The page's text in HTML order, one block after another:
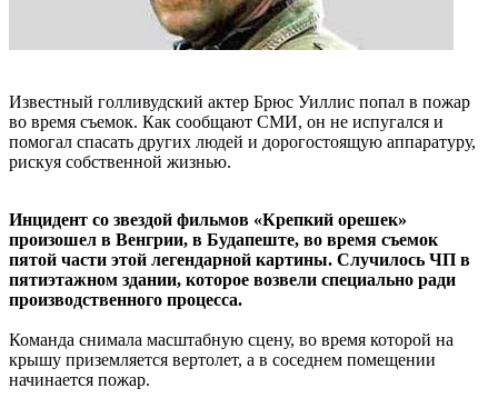
Известный голливудский актер Брюс Уиллис попал в пожар
во время съемок. Как сообщают СМИ, он не испугался и
помогал спасать других людей и дорогостоящую аппаратуру,
рискуя собственной жизнью.
Инцидент со звездой фильмов «Крепкий орешек»
произошел в Венгрии, в Будапеште, во время съемок
пятой части этой легендарной картины. Случилось ЧП в
пятиэтажном здании, которое возвели специально ради
производственного процесса.
Команда снимала масштабную сцену, во время которой на
крышу приземляется вертолет, а в соседнем помещении
начинается пожар.